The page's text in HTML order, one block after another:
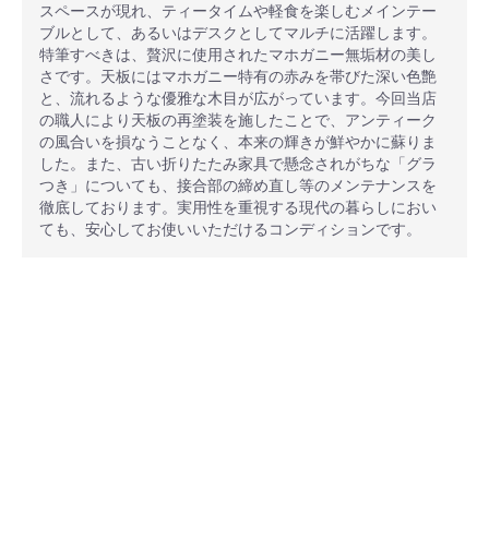
スペースが現れ、ティータイムや軽食を楽しむメインテー
ブルとして、あるいはデスクとしてマルチに活躍します。
特筆すべきは、贅沢に使用されたマホガニー無垢材の美し
さです。天板にはマホガニー特有の赤みを帯びた深い色艶
と、流れるような優雅な木目が広がっています。今回当店
の職人により天板の再塗装を施したことで、アンティーク
の風合いを損なうことなく、本来の輝きが鮮やかに蘇りま
した。また、古い折りたたみ家具で懸念されがちな「グラ
つき」についても、接合部の締め直し等のメンテナンスを
徹底しております。実用性を重視する現代の暮らしにおい
ても、安心してお使いいただけるコンディションです。